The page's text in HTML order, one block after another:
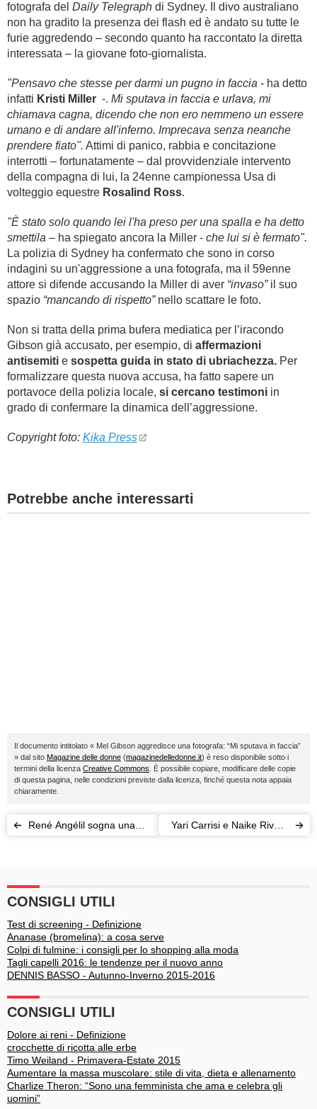
fotografa del Daily Telegraph di Sydney. Il divo australiano
non ha gradito la presenza dei flash ed è andato su tutte le
furie aggredendo – secondo quanto ha raccontato la diretta
interessata – la giovane foto-giornalista.
"Pensavo che stesse per darmi un pugno in faccia - ha detto
infatti Kristi Miller -. Mi sputava in faccia e urlava, mi
chiamava cagna, dicendo che non ero nemmeno un essere
umano e di andare all'inferno. Imprecava senza neanche
prendere fiato". Attimi di panico, rabbia e concitazione
interrotti – fortunatamente – dal provvidenziale intervento
della compagna di lui, la 24enne campionessa Usa di
volteggio equestre Rosalind Ross.
"È stato solo quando lei l'ha preso per una spalla e ha detto
smettila – ha spiegato ancora la Miller - che lui si è fermato".
La polizia di Sydney ha confermato che sono in corso
indagini su un'aggressione a una fotografa, ma il 59enne
attore si difende accusando la Miller di aver “invaso”il suo
spazio “mancando di rispetto”nello scattare le foto.
Non si tratta della prima bufera mediatica per l’iracondo
Gibson già accusato, per esempio, di affermazioni
antisemiti e sospetta guida in stato di ubriachezza. Per
formalizzare questa nuova accusa, ha fatto sapere un
portavoce della polizia locale, si cercano testimoni in
grado di confermare la dinamica dell’aggressione.
Copyright foto: Kika Press
Potrebbe anche interessarti
Il documento intitolato « Mel Gibson aggredisce una fotografa: “Mi sputava in faccia”
» dal sito Magazine delle donne (magazinedelledonne.it) è reso disponibile sotto i
termini della licenza Creative Commons . È possibile copiare, modificare delle copie
di questa pagina, nelle condizioni previste dalla licenza, finché questa nota appaia
chiaramente.
René Angélil sogna una
Yari Carrisi e Naike Rivelli:
CONSIGLI UTILI
Test di screening - Definizione
Ananase (bromelina): a cosa serve
Colpi di fulmine: i consigli per lo shopping alla moda
Tagli capelli 2016: le tendenze per il nuovo anno
DENNIS BASSO - Autunno-Inverno 2015-2016
CONSIGLI UTILI
Dolore ai reni - Definizione
crocchette di ricotta alle erbe
Timo Weiland - Primavera-Estate 2015
Aumentare la massa muscolare: stile di vita, dieta e allenamento
Charlize Theron: “Sono una femminista che ama e celebra gli
uomini”